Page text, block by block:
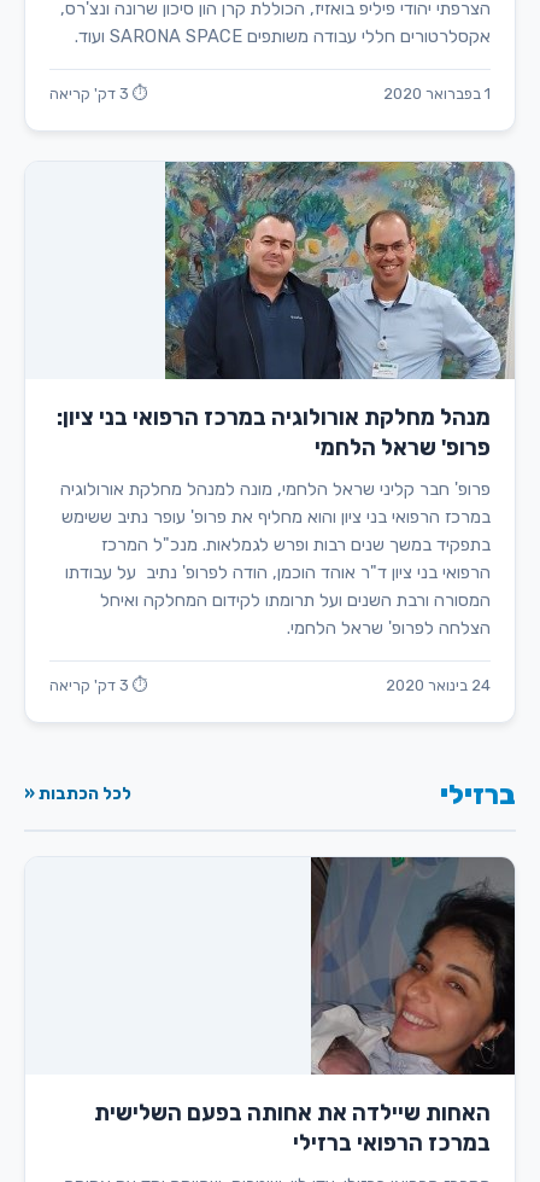
הצרפתי יהודי פיליפ בואזיז, הכוללת קרן הון סיכון שרונה ונצ'רס,
אקסלרטורים חללי עבודה משותפים SARONA SPACE ועוד.
1 בפברואר 2020 ⏱ 3 דק' קריאה
מנהל מחלקת אורולוגיה במרכז הרפואי בני ציון:
פרופ' שראל הלחמי
פרופ' חבר קליני שראל הלחמי, מונה למנהל מחלקת אורולוגיה
במרכז הרפואי בני ציון והוא מחליף את פרופ' עופר נתיב ששימש
בתפקיד במשך שנים רבות ופרש לגמלאות. מנכ"ל המרכז
הרפואי בני ציון ד"ר אוהד הוכמן, הודה לפרופ' נתיב על עבודתו
המסורה ורבת השנים ועל תרומתו לקידום המחלקה ואיחל
הצלחה לפרופ' שראל הלחמי.
24 בינואר 2020 ⏱ 3 דק' קריאה
ברזילי לכל הכתבות «
האחות שיילדה את אחותה בפעם השלישית
במרכז הרפואי ברזילי